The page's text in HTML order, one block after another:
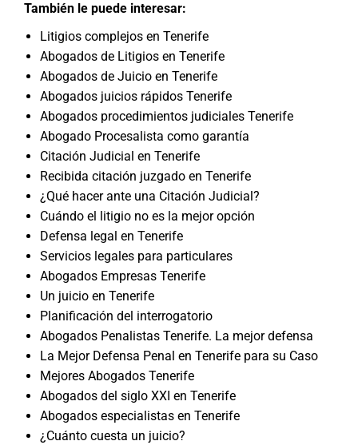
También le puede interesar:
Litigios complejos en Tenerife
Abogados de Litigios en Tenerife
Abogados de Juicio en Tenerife
Abogados juicios rápidos Tenerife
Abogados procedimientos judiciales Tenerife
Abogado Procesalista como garantía
Citación Judicial en Tenerife
Recibida citación juzgado en Tenerife
¿Qué hacer ante una Citación Judicial?
Cuándo el litigio no es la mejor opción
Defensa legal en Tenerife
Servicios legales para particulares
Abogados Empresas Tenerife
Un juicio en Tenerife
Planificación del interrogatorio
Abogados Penalistas Tenerife. La mejor defensa
La Mejor Defensa Penal en Tenerife para su Caso
Mejores Abogados Tenerife
Abogados del siglo XXI en Tenerife
Abogados especialistas en Tenerife
¿Cuánto cuesta un juicio?